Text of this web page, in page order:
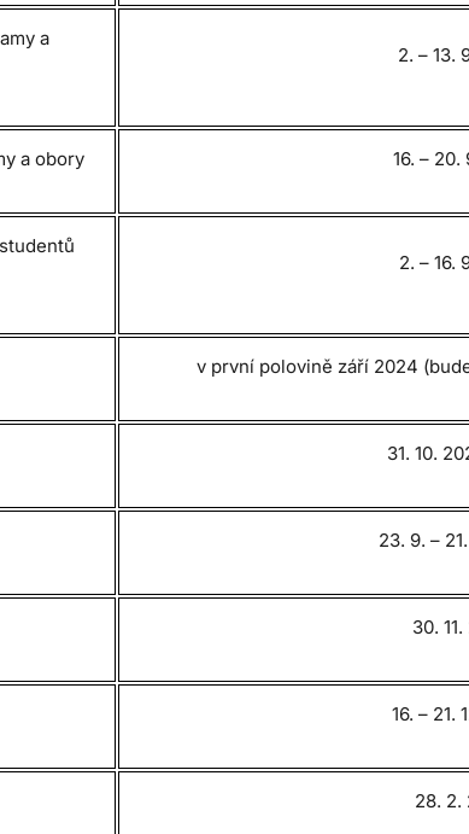
a
2. – 13.
a obory 16. – 20.
2. – 16.
v první polovině září 2024
31. 10.
23. 9. –
30.
16. – 21.
28. 2.